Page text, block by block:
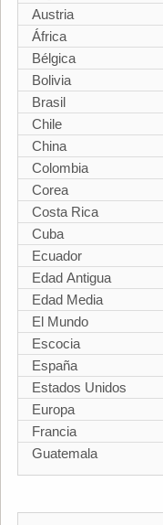
Austria
África
Bélgica
Bolivia
Brasil
Chile
China
Colombia
Corea
Costa Rica
Cuba
Ecuador
Edad Antigua
Edad Media
El Mundo
Escocia
España
Estados Unidos
Europa
Francia
Guatemala